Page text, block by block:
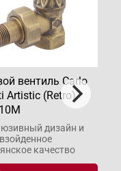
вентиль Carlo
Artistic (Retro)
дизайн и
качество